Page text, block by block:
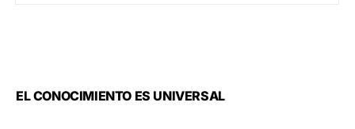
EL CONOCIMIENTO ES UNIVERSAL